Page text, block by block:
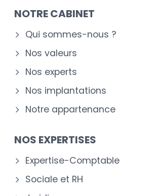
NOTRE CABINET
Qui sommes-nous ?
Nos valeurs
Nos experts
Nos implantations
Notre appartenance
NOS EXPERTISES
Expertise-Comptable
Sociale et RH